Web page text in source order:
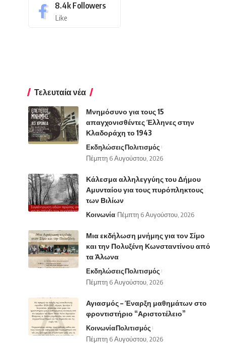
8.4k Followers
Like
Τελευταία νέα
Μνημόσυνο για τους 15
απαγχονισθέντες Έλληνες στην
Κλαδοράχη το 1943
ΕκδηλώσειςΠολιτισμός
Πέμπτη 6 Αυγούστου, 2026
Κάλεσμα αλληλεγγύης του Δήμου
Αμυνταίου για τους πυρόπληκτους
των Βιλίων
Κοινωνία Πέμπτη 6 Αυγούστου, 2026
Μια εκδήλωση μνήμης για τον Σίμο
και την Πολυξένη Κωνσταντίνου από
τα Άλωνα
ΕκδηλώσειςΠολιτισμός
Πέμπτη 6 Αυγούστου, 2026
Αγιασμός – Έναρξη μαθημάτων στο
φροντιστήριο “Αριστοτέλειο”
ΚοινωνίαΠολιτισμός
Πέμπτη 6 Αυγούστου, 2026